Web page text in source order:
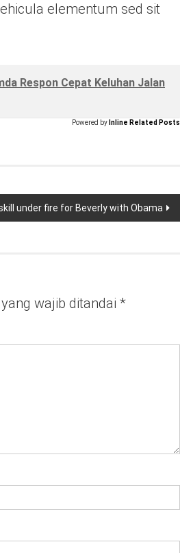
elementum sed sit
Respon Cepat Keluhan Jalan
Powered by Inline Related Posts
under fire for Beverly with Obama
wajib ditandai *